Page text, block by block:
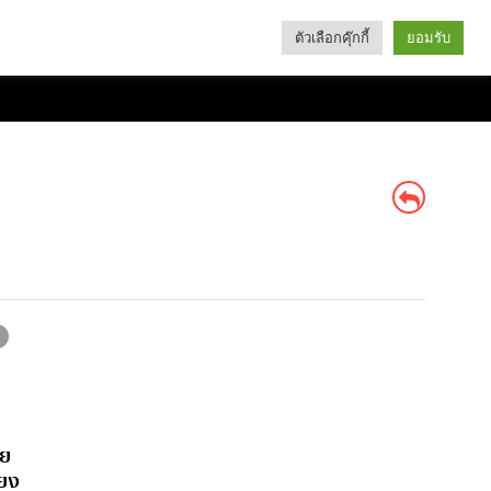
Categories
ง
ตัวเลือกคุ๊กกี้ ยอมรับ